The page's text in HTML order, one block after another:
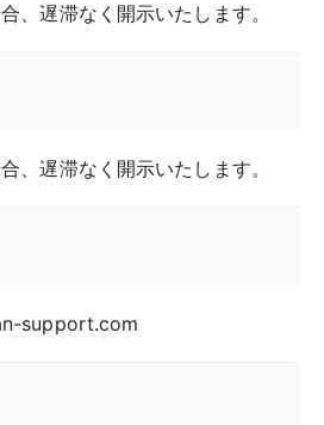
、遅滞なく開示いたします。
、遅滞なく開示いたします。
support.com